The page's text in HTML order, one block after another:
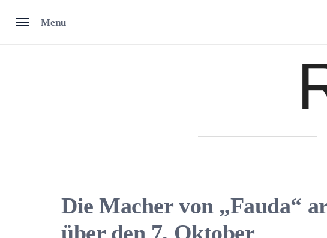
Menu
Die Macher von „Fauda“
über den 7. Oktober